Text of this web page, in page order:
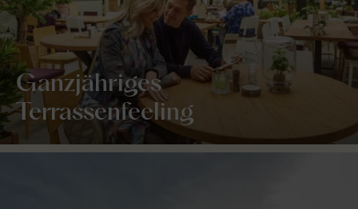
Ganzjähriges
Terrassenfeeling